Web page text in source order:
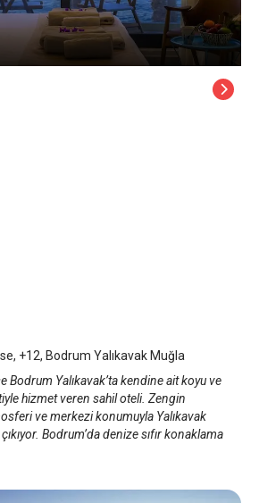
+12, Bodrum Yalıkavak Muğla
Bodrum Yalıkavak’ta kendine ait koyu ve
hizmet veren sahil oteli. Zengin
ve merkezi konumuyla Yalıkavak
Bodrum’da denize sıfır konaklama